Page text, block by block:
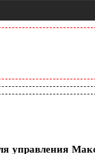
управления